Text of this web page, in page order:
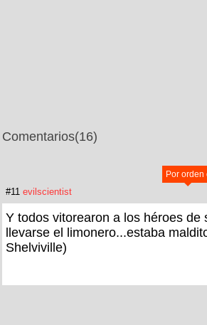
Comentarios(16)
Por
#11 evilscientist
Y todos vitorearon a los héroes de
llevarse el limonero...estaba
Shelviville)